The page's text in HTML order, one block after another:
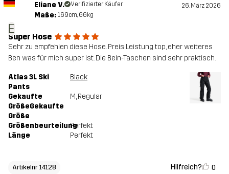
E
Eliane V. Verifizierter Käufer 26. März 2026
Maße: 169cm, 66kg
Super Hose
Sehr zu empfehlen diese Hose. Preis Leistung top, eher weiteres
Ben was für mich super ist. Die Bein-Taschen sind sehr praktisch.
Atlas 3L Ski
Pants
Black
Gekaufte
GrößeGekaufte
Größe
M, Regular
GrößenbeurteilungPerfekt
Länge
Perfekt
Artikelnr 14128 Hilfreich? 0